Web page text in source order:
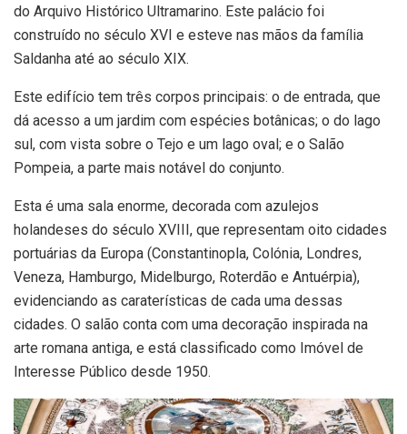
do Arquivo Histórico Ultramarino. Este palácio foi
construído no século XVI e esteve nas mãos da família
Saldanha até ao século XIX.
Este edifício tem três corpos principais: o de entrada, que
dá acesso a um jardim com espécies botânicas; o do lago
sul, com vista sobre o Tejo e um lago oval; e o Salão
Pompeia, a parte mais notável do conjunto.
Esta é uma sala enorme, decorada com azulejos
holandeses do século XVIII, que representam oito cidades
portuárias da Europa (Constantinopla, Colónia, Londres,
Veneza, Hamburgo, Midelburgo, Roterdão e Antuérpia),
evidenciando as caraterísticas de cada uma dessas
cidades. O salão conta com uma decoração inspirada na
arte romana antiga, e está classificado como Imóvel de
Interesse Público desde 1950.